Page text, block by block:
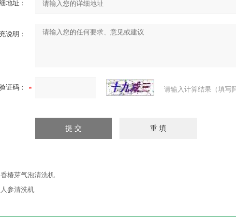
地址：
说明：
证码： 请输入计算结果（填写
香椿芽气泡清洗机
人参清洗机